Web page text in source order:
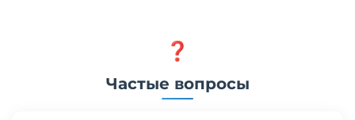
❓
Частые вопросы